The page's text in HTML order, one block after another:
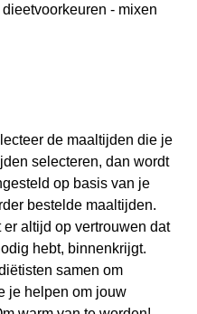
- mixen
de maaltijden die je
selecteren, dan wordt
op basis van je
bestelde maaltijden.
altijd op vertrouwen dat
hebt, binnenkrijgt.
samen om
je helpen om jouw